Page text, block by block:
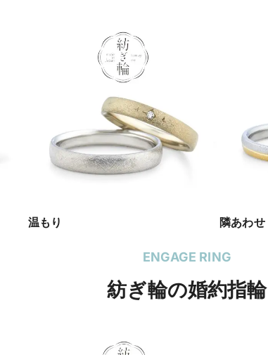
温もり 隣あわせ
ENGAGE RING
紡ぎ輪の婚約指輪